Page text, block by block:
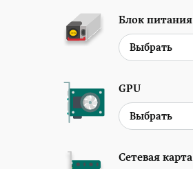
Блок питания
GPU
Сетевая карта